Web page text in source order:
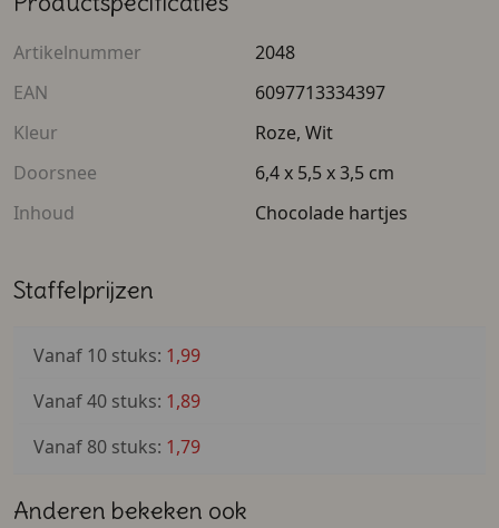
Artikelnummer
2048
EAN
6097713334397
Kleur
Roze, Wit
Doorsnee
6,4 x 5,5 x 3,5 cm
Inhoud
Chocolade hartjes
Staffelprijzen
Vanaf 10 stuks: 1,99
Vanaf 40 stuks: 1,89
Vanaf 80 stuks: 1,79
Anderen bekeken ook